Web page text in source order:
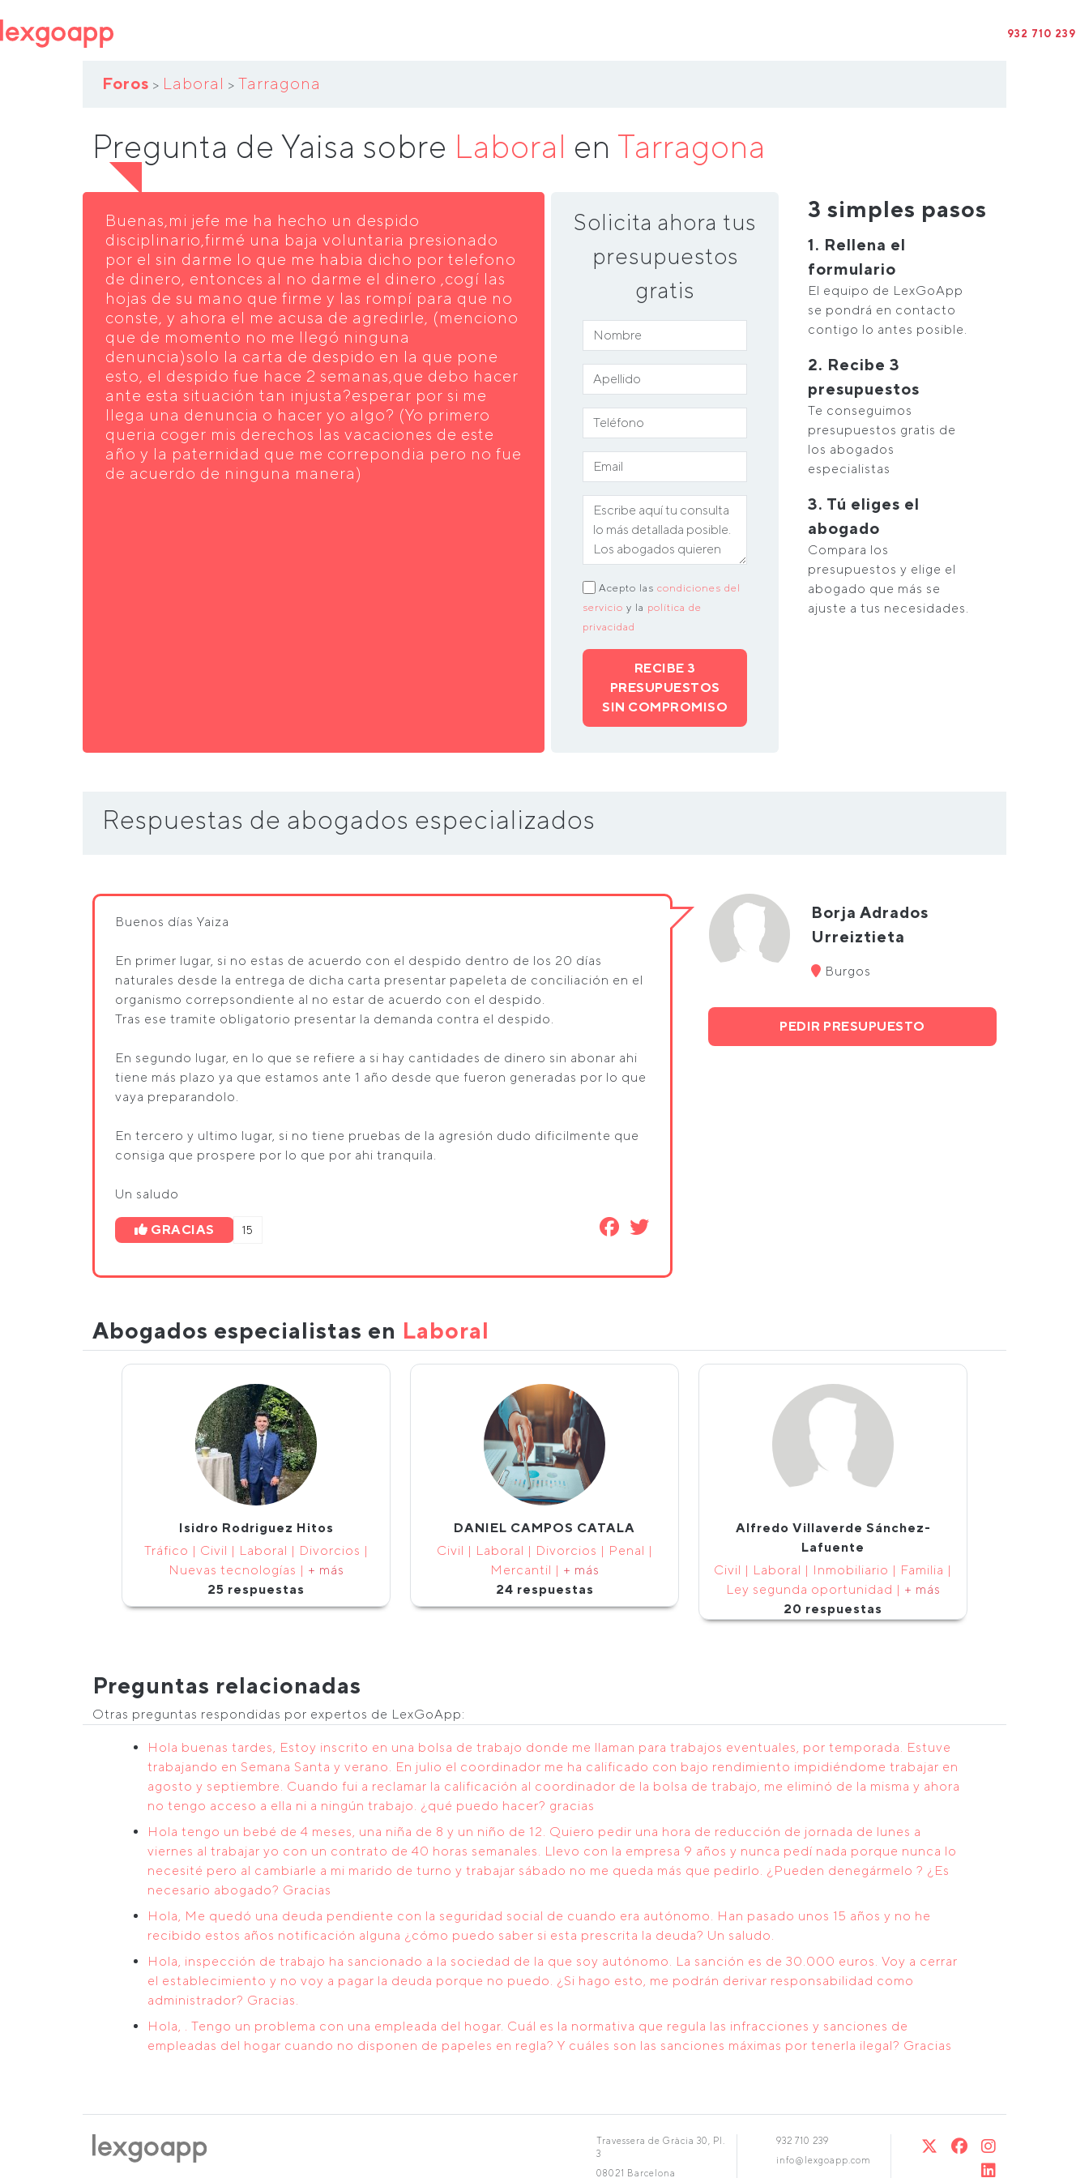
932 710 239
Foros > Laboral > Tarragona
Pregunta de Yaisa sobre Laboral en Tarragona
Buenas,mi jefe me ha hecho un despido
disciplinario,firmé una baja voluntaria presionado
por el sin darme lo que me habia dicho por telefono
de dinero, entonces al no darme el dinero ,cogí las
hojas de su mano que firme y las rompí para que no
conste, y ahora el me acusa de agredirle, (menciono
que de momento no me llegó ninguna
denuncia)solo la carta de despido en la que pone
esto, el despido fue hace 2 semanas,que debo hacer
ante esta situación tan injusta?esperar por si me
llega una denuncia o hacer yo algo? (Yo primero
queria coger mis derechos las vacaciones de este
año y la paternidad que me correpondia pero no fue
de acuerdo de ninguna manera)
Solicita ahora tus
presupuestos
gratis
Acepto las condiciones del
servicio y la política de
privacidad
RECIBE 3
PRESUPUESTOS
SIN COMPROMISO
3 simples pasos
1. Rellena el
formulario
El equipo de LexGoApp
se pondrá en contacto
contigo lo antes posible.
2. Recibe 3
presupuestos
Te conseguimos
presupuestos gratis de
los abogados
especialistas
3. Tú eliges el
abogado
Compara los
presupuestos y elige el
abogado que más se
ajuste a tus necesidades.
Respuestas de abogados especializados
Buenos días Yaiza
En primer lugar, si no estas de acuerdo con el despido dentro de los 20 días
naturales desde la entrega de dicha carta presentar papeleta de conciliación en el
organismo correpsondiente al no estar de acuerdo con el despido.
Tras ese tramite obligatorio presentar la demanda contra el despido.
En segundo lugar, en lo que se refiere a si hay cantidades de dinero sin abonar ahi
tiene más plazo ya que estamos ante 1 año desde que fueron generadas por lo que
vaya preparandolo.
En tercero y ultimo lugar, si no tiene pruebas de la agresión dudo dificilmente que
consiga que prospere por lo que por ahi tranquila.
Un saludo
GRACIAS 15
Borja Adrados
Urreiztieta
Burgos
PEDIR PRESUPUESTO
Abogados especialistas en Laboral
Isidro Rodriguez Hitos
Tráfico | Civil | Laboral | Divorcios |
Nuevas tecnologías | + más
25 respuestas
DANIEL CAMPOS CATALA
Civil | Laboral | Divorcios | Penal |
Mercantil | + más
24 respuestas
Alfredo Villaverde Sánchez-
Lafuente
Civil | Laboral | Inmobiliario | Familia |
Ley segunda oportunidad | + más
20 respuestas
Preguntas relacionadas
Otras preguntas respondidas por expertos de LexGoApp:
Hola buenas tardes, Estoy inscrito en una bolsa de trabajo donde me llaman para trabajos eventuales, por temporada. Estuve
trabajando en Semana Santa y verano. En julio el coordinador me ha calificado con bajo rendimiento impidiéndome trabajar en
agosto y septiembre. Cuando fui a reclamar la calificación al coordinador de la bolsa de trabajo, me eliminó de la misma y ahora
no tengo acceso a ella ni a ningún trabajo. ¿qué puedo hacer? gracias
Hola tengo un bebé de 4 meses, una niña de 8 y un niño de 12. Quiero pedir una hora de reducción de jornada de lunes a
viernes al trabajar yo con un contrato de 40 horas semanales. Llevo con la empresa 9 años y nunca pedí nada porque nunca lo
necesité pero al cambiarle a mi marido de turno y trabajar sábado no me queda más que pedirlo. ¿Pueden denegármelo ? ¿Es
necesario abogado? Gracias
Hola, Me quedó una deuda pendiente con la seguridad social de cuando era autónomo. Han pasado unos 15 años y no he
recibido estos años notificación alguna ¿cómo puedo saber si esta prescrita la deuda? Un saludo.
Hola, inspección de trabajo ha sancionado a la sociedad de la que soy autónomo. La sanción es de 30.000 euros. Voy a cerrar
el establecimiento y no voy a pagar la deuda porque no puedo. ¿Si hago esto, me podrán derivar responsabilidad como
administrador? Gracias.
Hola, . Tengo un problema con una empleada del hogar. Cuál es la normativa que regula las infracciones y sanciones de
empleadas del hogar cuando no disponen de papeles en regla? Y cuáles son las sanciones máximas por tenerla ilegal? Gracias
Travessera de Gràcia 30, Pl.
3
08021 Barcelona
932 710 239
info@lexgoapp.com